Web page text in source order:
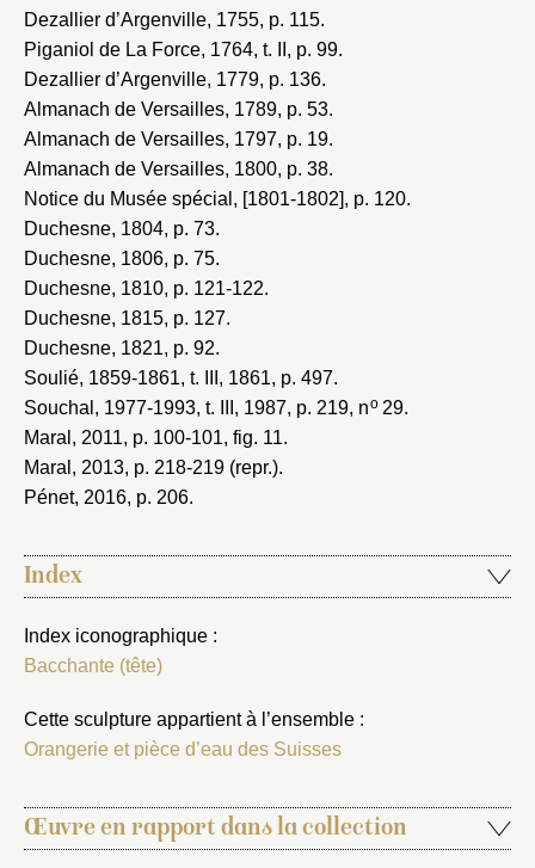
Dezallier d’Argenville, 1755, p. 115.
Piganiol de La Force, 1764, t. II, p. 99.
Dezallier d’Argenville, 1779, p. 136.
Almanach de Versailles, 1789, p. 53.
Almanach de Versailles, 1797, p. 19.
Almanach de Versailles, 1800, p. 38.
Notice du Musée spécial, [1801-1802], p. 120.
Duchesne, 1804, p. 73.
Duchesne, 1806, p. 75.
Duchesne, 1810, p. 121-122.
Duchesne, 1815, p. 127.
Duchesne, 1821, p. 92.
Soulié, 1859-1861, t. III, 1861, p. 497.
Souchal, 1977-1993, t. III, 1987, p. 219, no29.
Maral, 2011, p. 100-101, fig. 11.
Maral, 2013, p. 218-219 (repr.).
Pénet, 2016, p. 206.
Index
Index iconographique :
Bacchante (tête)
Cette sculpture appartient à l’ensemble :
Orangerie et pièce d’eau des Suisses
Œuvre en rapport dans la collection